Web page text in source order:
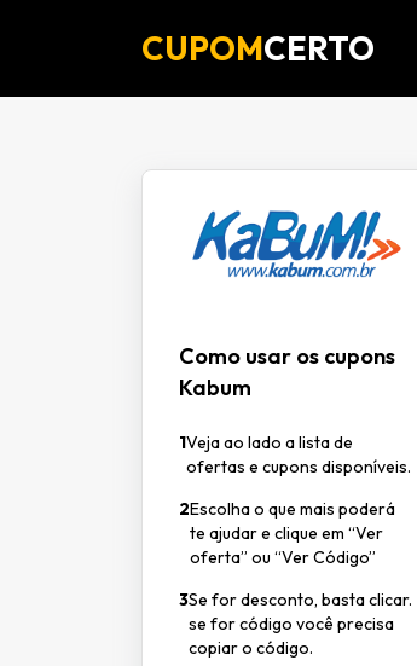
CUPOMCERTO
Como usar os cupons
Kabum
1Veja ao lado a lista de
ofertas e cupons disponíveis.
2Escolha o que mais poderá
te ajudar e clique em “Ver
oferta” ou “Ver Código”
3Se for desconto, basta clicar.
se for código você precisa
copiar o código.